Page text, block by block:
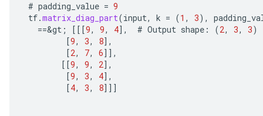
# padding_value = 9
tf.matrix_diag_part(input, k = (1 , 3),
==&gt ; [[[9, 9, 4] , # Output shape : (2, 3, 3)
[9, 3, 8] ,
[2, 7, 6]] ,
[[9, 9, 2] ,
[9, 3, 4] ,
[4, 3, 8]]]